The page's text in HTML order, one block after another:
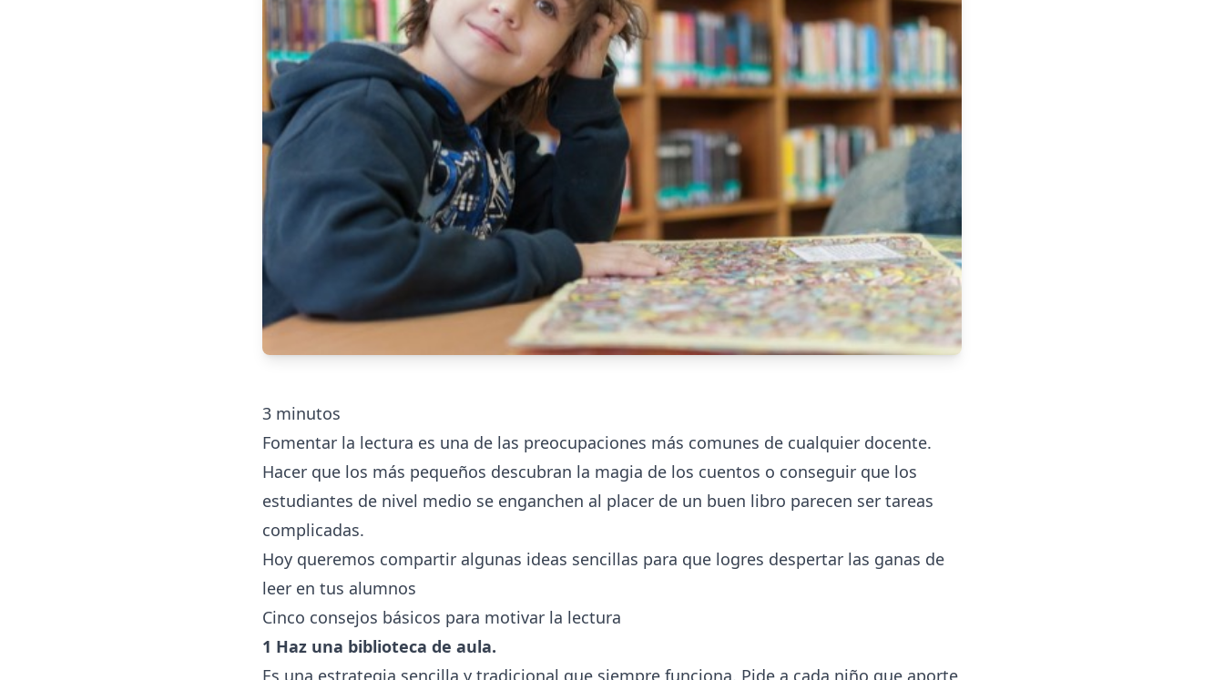
3 minutos
Fomentar la lectura es una de las preocupaciones más comunes de cualquier docente.
Hacer que los más pequeños descubran la magia de los cuentos o conseguir que los
estudiantes de nivel medio se enganchen al placer de un buen libro parecen ser tareas
complicadas.
Hoy queremos compartir algunas ideas sencillas para que logres despertar las ganas de
leer en tus alumnos
Cinco consejos básicos para motivar la lectura
1 Haz una biblioteca de aula.
Es una estrategia sencilla y tradicional que siempre funciona. Pide a cada niño que aporte